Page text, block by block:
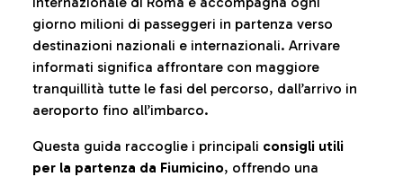
giorno milioni di passeggeri in partenza verso
destinazioni nazionali e internazionali. Arrivare
informati significa affrontare con maggiore
tranquillità tutte le fasi del percorso, dall’arrivo in
aeroporto fino all’imbarco.
Questa guida raccoglie i principali consigli utili
per la partenza da Fiumicino, offrendo una